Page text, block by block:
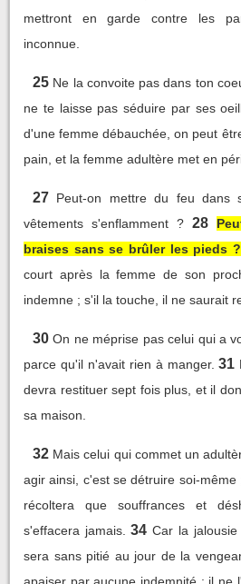
mettront en garde contre les
inconnue.
25 Ne la convoite pas dans ton
ne te laisse pas séduire par ses
d'une femme débauchée, on peut
pain, et la femme adultère met en
27 Peut-on mettre du feu dans
vêtements s'enflamment ? 28
braises sans se brûler les pieds ?
court après la femme de son
indemne ; s'il la touche, il ne saurait
30 On ne méprise pas celui qui a
parce qu'il n'avait rien à manger. 31
devra restituer sept fois plus, et il
sa maison.
32 Mais celui qui commet un
agir ainsi, c'est se détruire soi-même
récoltera que souffrances et
s'effacera jamais. 34 Car la
sera sans pitié au jour de la